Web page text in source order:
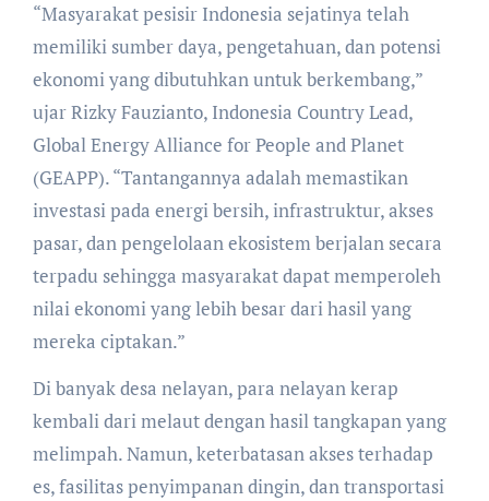
“Masyarakat pesisir Indonesia sejatinya telah
memiliki sumber daya, pengetahuan, dan potensi
ekonomi yang dibutuhkan untuk berkembang,”
ujar Rizky Fauzianto, Indonesia Country Lead,
Global Energy Alliance for People and Planet
(GEAPP). “Tantangannya adalah memastikan
investasi pada energi bersih, infrastruktur, akses
pasar, dan pengelolaan ekosistem berjalan secara
terpadu sehingga masyarakat dapat memperoleh
nilai ekonomi yang lebih besar dari hasil yang
mereka ciptakan.”
Di banyak desa nelayan, para nelayan kerap
kembali dari melaut dengan hasil tangkapan yang
melimpah. Namun, keterbatasan akses terhadap
es, fasilitas penyimpanan dingin, dan transportasi